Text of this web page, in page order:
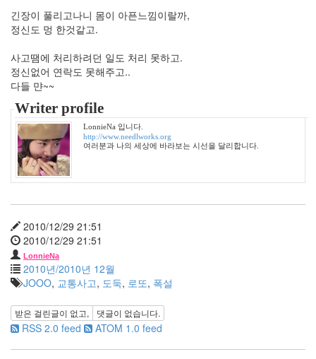
긴장이 풀리고나니 몸이 아픈느낌이랄까,
정신도 멍 한것같고.
사고땜에 처리하려던 일도 처리 못하고.
정신없어 연락도 못해주고..
다들 먄~~
Writer profile
LonnieNa 입니다.
http://www.needlworks.org
여러분과 나의 세상에 바라보는 시선을 달리합니다.
2010/12/29 21:51
2010/12/29 21:51
LonnieNa
2010년/2010년 12월
JOOO, 교통사고, 도둑, 로또, 폭설
받은 걸린글이 없고, 댓글이 없습니다.
RSS 2.0 feed ATOM 1.0 feed
3
2012
2
월
1
2012
년
3
월
1
2012
년
4
1
2012
년
5
월
2012
년